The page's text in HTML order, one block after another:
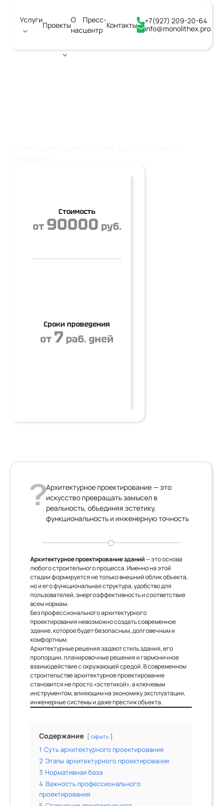
Услуги
Проекты
О
нас
Пресс-
центр
Контакты
+7(927) 209-20-64
info@monolithex.pro
Стоимость
от 90000 руб.
Сроки проведения
от 7 раб. дней
Архитектурное проектирование — это
искусство превращать замысел в
реальность, объединяя эстетику,
функциональность и инженерную точность
Архитектурное проектирование зданий— это основа
любого строительного процесса. Именно на этой
стадии формируется не только внешний облик объекта,
но и его функциональная структура, удобство для
пользователей, энергоэффективность и соответствие
всем нормам.
Без профессионального архитектурного
проектирования невозможно создать современное
здание, которое будет безопасным, долговечным и
комфортным.
Архитектурные решения задают стиль здания, его
пропорции, планировочные решения и гармоничное
взаимодействие с окружающей средой. В современном
строительстве архитектурное проектирование
становится не просто «эстетикой», а ключевым
инструментом, влияющим на экономику эксплуатации,
инженерные системы и даже престиж объекта.
Содержание скрыть
1 Суть архитектурного проектирования
2 Этапы архитектурного проектирования
3 Нормативная база
4 Важность профессионального
проектирования